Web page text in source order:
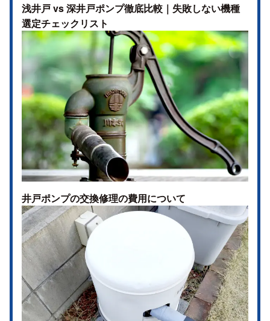
浅井戸 vs 深井戸ポンプ徹底比較｜失敗しない機種
選定チェックリスト
井戸ポンプの交換修理の費用について